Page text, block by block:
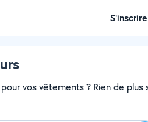
S'inscrire
vos vêtements ? Rien de plus